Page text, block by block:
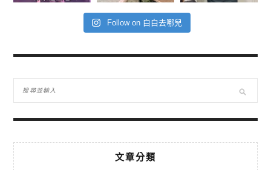
Follow on 白白去哪兒
文章分類